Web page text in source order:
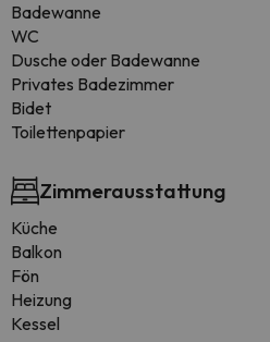
Badewanne
WC
Dusche oder Badewanne
Privates Badezimmer
Bidet
Toilettenpapier
Zimmerausstattung
Küche
Balkon
Fön
Heizung
Kessel